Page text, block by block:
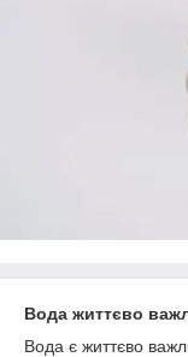
Вода життєво
Вода є життєво